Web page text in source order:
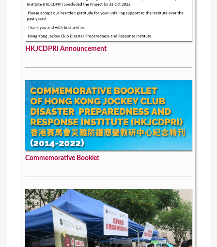
HKJCDPRI Announcement
Commemorative Booklet